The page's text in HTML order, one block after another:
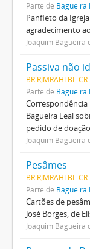
Parte de Bagueira
Panfleto da
agradecimento
Joaquim Bagueira
Passiva não
BR RJMRAHI BL-
Parte de Bagueira
Correspondência
Bagueira Leal
pedido de
Joaquim Bagueira
Pesâmes
BR RJMRAHI BL-
Parte de Bagueira
Cartões de
José Borges, de
Joaquim Bagueira